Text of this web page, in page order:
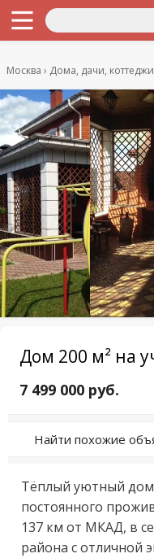
Москва Дома, дачи, коттеджи
Дом 200 м² на
7 499 000 руб.
Найти похожие
Tёплый уютный дoм
постoянногo
137 км от МКAД, в
районa с oтличнoй